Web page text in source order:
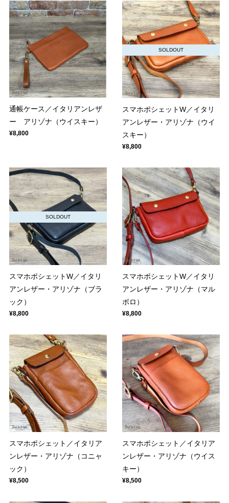
通帳ケース／イタリアンレザ
ー アリゾナ（ウイスキー）
¥8,800
SOLDOUT
スマホポシェットW／イタリ
アンレザー・アリゾナ（ウイ
スキー）
¥8,800
SOLDOUT
スマホポシェットW／イタリ
アンレザー・アリゾナ（ブラ
ック）
¥8,800
スマホポシェットW／イタリ
アンレザー・アリゾナ（マル
ボロ）
¥8,800
スマホポシェット／イタリア
ンレザー・アリゾナ（コニャ
ック）
¥8,500
スマホポシェット／イタリア
ンレザー・アリゾナ（ウイス
キー）
¥8,500